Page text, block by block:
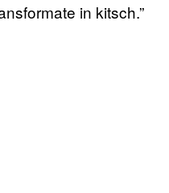
in kitsch.”